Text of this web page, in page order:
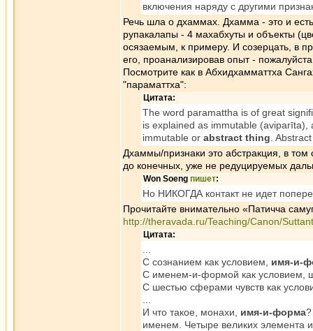
включения наряду с другими
Речь шла о дхаммах. Дхамма - это и
рупакалапы - 4 махабхуты и объекты
осязаемым, к примеру. И созерцать, в
его, проанализировав опыт -
Посмотрите как в Абхидхамматтха
"параматтха":
Цитата:
The word paramattha is of great
is explained as immutable
immutable or abstract thing .
Дхаммы/признаки это абстракция, в
до конечных, уже не редуцируемых
Won Soeng пишет:
Но НИКОГДА контакт не идет
Прочитайте внимательно «Патичча
http://theravada.ru/Teaching/Canon/
Цитата:
С сознанием как условием, имя-и-
С именем-и-формой как условием,
С шестью сферами чувств как
И что такое, монахи, имя-и-форма
именем. Четыре великих элемента